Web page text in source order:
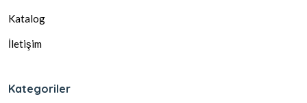
Katalog
İletişim
Kategoriler